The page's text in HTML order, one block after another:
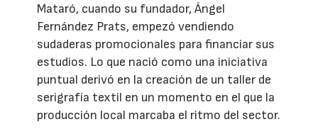
Mataró, cuando su fundador, Ángel
Fernández Prats, empezó vendiendo
sudaderas promocionales para financiar sus
estudios. Lo que nació como una iniciativa
puntual derivó en la creación de un taller de
serigrafía textil en un momento en el que la
producción local marcaba el ritmo del sector.